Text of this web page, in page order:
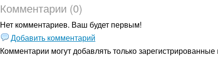
Комментарии (0)
Нет комментариев. Ваш будет первым!
Добавить комментарий
Комментарии могут добавлять толькозарегистрированные